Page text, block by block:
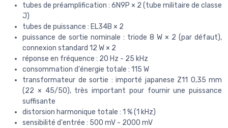
tubes de préamplification : 6N9P × 2 (tube militaire de classe
J)
tubes de puissance : EL34B × 2
puissance de sortie nominale : triode 8 W × 2 (par défaut),
connexion standard 12 W × 2
réponse en fréquence : 20 Hz - 25 kHz
consommation d'énergie totale : 115 W
transformateur de sortie : importé japanese Z11 0,35 mm
(22 × 45/50), très important pour fournir une puissance
suffisante
distorsion harmonique totale : 1 % (1 kHz)
sensibilité d'entrée : 500 mV - 2000 mV